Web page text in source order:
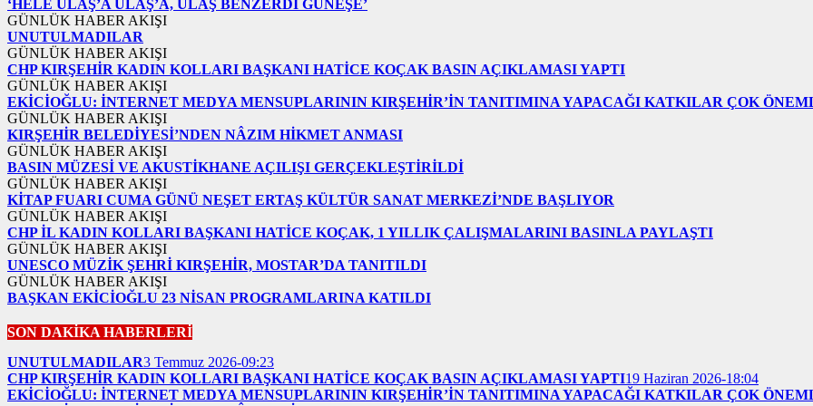
‘HELE ULAŞ’A ULAŞ’A, ULAŞ BENZERDİ GÜNEŞE’
GÜNLÜK HABER AKIŞI
UNUTULMADILAR
GÜNLÜK HABER AKIŞI
CHP KIRŞEHİR KADIN KOLLARI BAŞKANI HATİCE KOÇAK BASIN AÇIKLAMASI YAPTI
GÜNLÜK HABER AKIŞI
EKİCİOĞLU: İNTERNET MEDYA MENSUPLARININ KIRŞEHİR’İN TANITIMINA YAPACAĞI KATKILAR ÇOK
GÜNLÜK HABER AKIŞI
KIRŞEHİR BELEDİYESİ’NDEN NÂZIM HİKMET ANMASI
GÜNLÜK HABER AKIŞI
BASIN MÜZESİ VE AKUSTİKHANE AÇILIŞI GERÇEKLEŞTİRİLDİ
GÜNLÜK HABER AKIŞI
KİTAP FUARI CUMA GÜNÜ NEŞET ERTAŞ KÜLTÜR SANAT MERKEZİ’NDE BAŞLIYOR
GÜNLÜK HABER AKIŞI
CHP İL KADIN KOLLARI BAŞKANI HATİCE KOÇAK, 1 YILLIK ÇALIŞMALARINI BASINLA PAYLAŞTI
GÜNLÜK HABER AKIŞI
UNESCO MÜZİK ŞEHRİ KIRŞEHİR, MOSTAR’DA TANITILDI
GÜNLÜK HABER AKIŞI
BAŞKAN EKİCİOĞLU 23 NİSAN PROGRAMLARINA KATILDI
SON DAKİKA HABERLERİ
UNUTULMADILAR3 Temmuz 2026-09:23
CHP KIRŞEHİR KADIN KOLLARI BAŞKANI HATİCE KOÇAK BASIN AÇIKLAMASI YAPTI19 Haziran 2026-18:04
EKİCİOĞLU: İNTERNET MEDYA MENSUPLARININ KIRŞEHİR’İN TANITIMINA YAPACAĞI KATKILAR ÇOK